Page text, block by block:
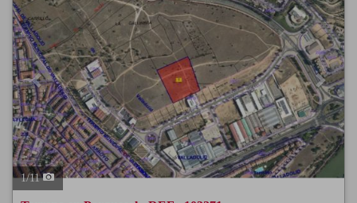
1/11